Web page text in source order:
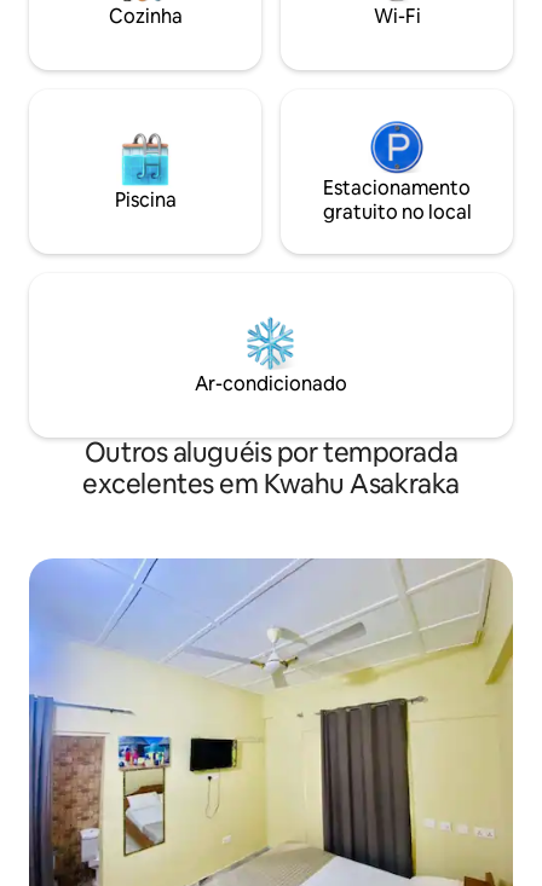
Cozinha Wi-Fi
Piscina
Estacionamento
gratuito no local
Ar-condicionado
Outros aluguéis por temporada
excelentes em Kwahu Asakraka